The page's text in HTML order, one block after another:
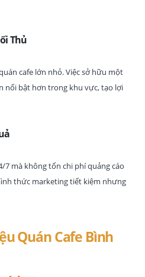
Thủ
cafe lớn nhỏ. Việc sở hữu một
nổi bật hơn trong khu vực, tạo lợi
7 mà không tốn chi phí quảng cáo
thức marketing tiết kiệm nhưng